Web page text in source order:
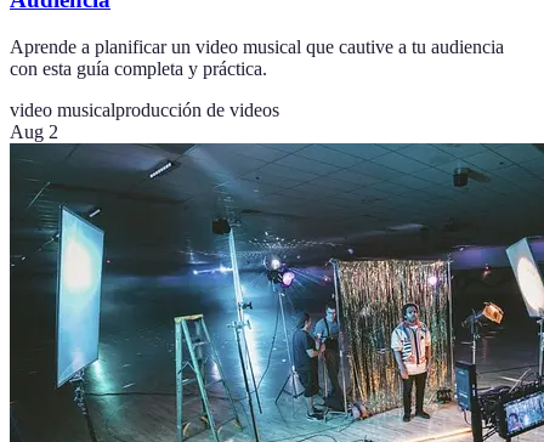
Aprende a planificar un video musical que cautive a tu audiencia
con esta guía completa y práctica.
video musicalproducción de videos
Aug 2